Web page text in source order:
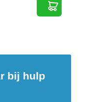
bij hulp